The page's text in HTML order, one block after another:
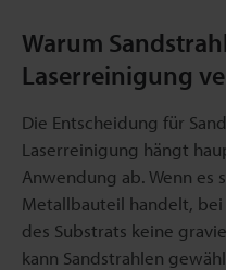
Warum
Laserreinigung
Die Entscheidung für
Laserreinigung hängt
Anwendung ab. Wenn es
Metallbauteil handelt,
des Substrats keine
kann Sandstrahlen